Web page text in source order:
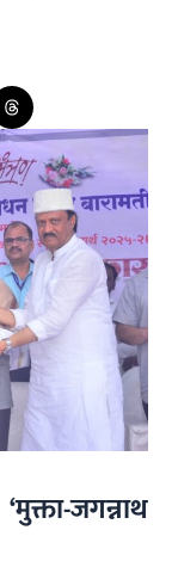
जगन्नाथ